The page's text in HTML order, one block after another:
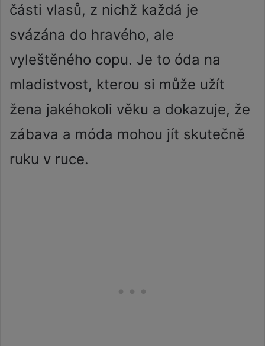
části vlasů, z nichž každá je
svázána do hravého, ale
vyleštěného copu. Je to óda na
mladistvost, kterou si může užít
žena jakéhokoli věku a dokazuje, že
zábava a móda mohou jít skutečně
ruku v ruce.